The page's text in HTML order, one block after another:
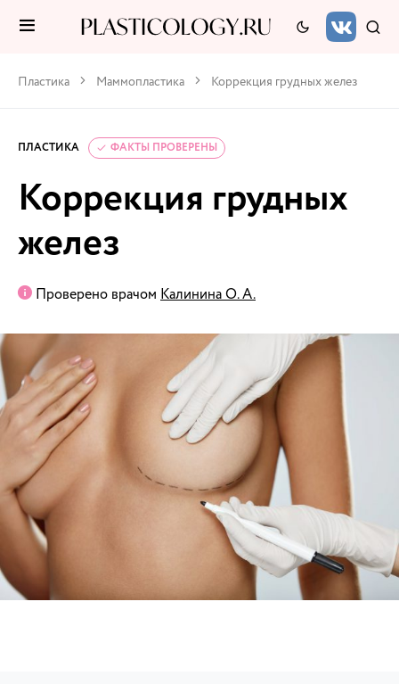
Пластика Маммопластика Коррекция грудных желез
ПЛАСТИКА ФАКТЫ ПРОВЕРЕНЫ
Коррекция грудных
желез
Проверено врачом Калинина О. А.